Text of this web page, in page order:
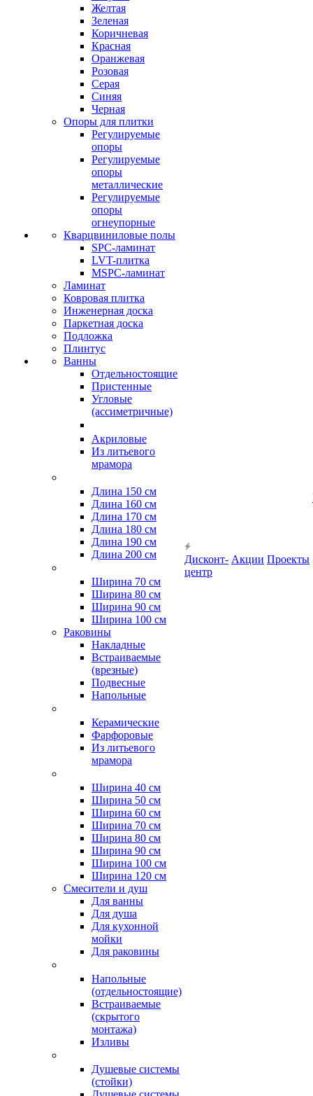
Желтая
Зеленая
Коричневая
Красная
Оранжевая
Розовая
Серая
Синяя
Черная
Опоры для плитки
Регулируемые
опоры
Регулируемые
опоры
металлические
Регулируемые
опоры
огнеупорные
Кварцвиниловые полы
SPC-ламинат
LVT-плитка
MSPC-ламинат
Ламинат
Ковровая плитка
Инженерная доска
Паркетная доска
Подложка
Плинтус
Ванны
Отдельностоящие
Пристенные
Угловые
(ассиметричные)
Акриловые
Из литьевого
мрамора
Длина 150 см
Длина 160 см
Длина 170 см
Длина 180 см
Длина 190 см
Длина 200 см
Ширина 70 см
Ширина 80 см
Ширина 90 см
Ширина 100 см
Раковины
Накладные
Встраиваемые
(врезные)
Подвесные
Напольные
Керамические
Фарфоровые
Из литьевого
мрамора
Ширина 40 см
Ширина 50 см
Ширина 60 см
Ширина 70 см
Ширина 80 см
Ширина 90 см
Ширина 100 см
Ширина 120 см
Смесители и душ
Для ванны
Для душа
Для кухонной
мойки
Для раковины
Напольные
(отдельностоящие)
Встраиваемые
(скрытого
монтажа)
Изливы
Душевые системы
(стойки)
Дисконт-
центр
Акции Проекты